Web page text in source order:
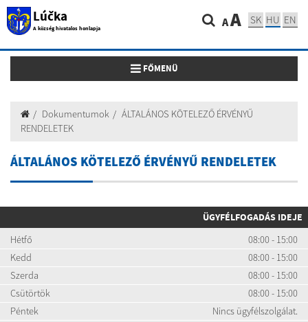
Lúčka
A község hivatalos honlapja AA SK HU EN
Toggle navigation
FŐMENÜ
Dokumentumok
ÁLTALÁNOS KÖTELEZŐ ÉRVÉNYŰ
RENDELETEK
ÁLTALÁNOS KÖTELEZŐ ÉRVÉNYŰ RENDELETEK
ÜGYFÉLFOGADÁS IDEJE
Hétfő
08:00 - 15:00
Kedd
08:00 - 15:00
Szerda
08:00 - 15:00
Csütörtök
08:00 - 15:00
Péntek
Nincs ügyfélszolgálat.